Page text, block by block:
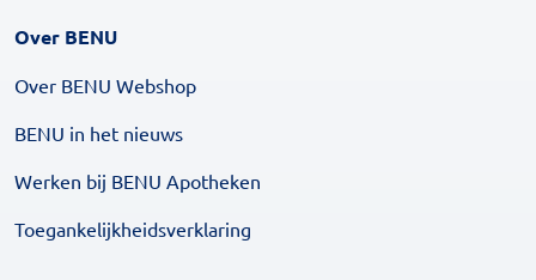
Over BENU
Over BENU Webshop
BENU in het nieuws
Werken bij BENU Apotheken
Toegankelijkheidsverklaring